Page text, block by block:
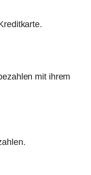
mit ihrem